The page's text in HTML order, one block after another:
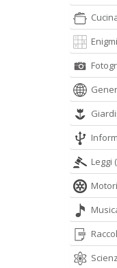
Leggi